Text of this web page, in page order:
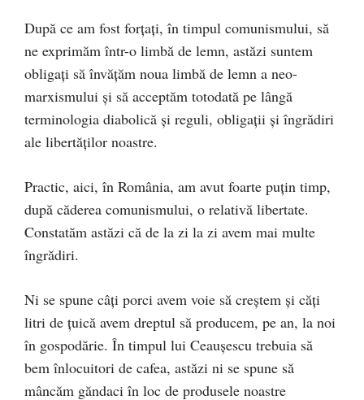
După ce am fost forțați, în timpul comunismului, să
ne exprimăm într-o limbă de lemn, astăzi suntem
obligați să învățăm noua limbă de lemn a neo-
marxismului și să acceptăm totodată pe lângă
terminologia diabolică și reguli, obligații și îngrădiri
ale libertăților noastre.
Practic, aici, în România, am avut foarte puțin timp,
după căderea comunismului, o relativă libertate.
Constatăm astăzi că de la zi la zi avem mai multe
îngrădiri.
Ni se spune câți porci avem voie să creștem și căți
litri de țuică avem dreptul să producem, pe an, la noi
în gospodărie. În timpul lui Ceaușescu trebuia să
bem înlocuitori de cafea, astăzi ni se spune să
mâncăm găndaci în loc de produsele noastre